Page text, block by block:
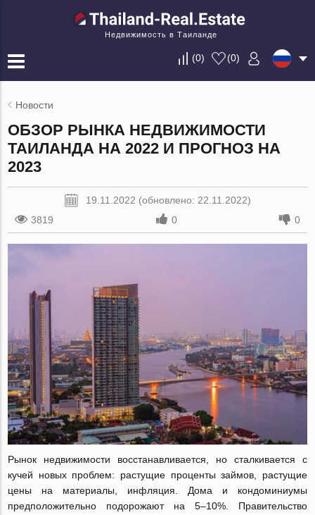
Недвижимость в Таиланде
(0) (0)
Новости
ОБЗОР РЫНКА НЕДВИЖИМОСТИ
ТАИЛАНДА НА 2022 И ПРОГНОЗ НА
2023
19.11.2022 (обновлено: 22.11.2022)
3819
0 0
Рынок недвижимости восстанавливается, но сталкивается с
кучей новых проблем: растущие проценты займов, растущие
цены на материалы, инфляция. Дома и кондоминиумы
предположительно подорожают на 5–10%. Правительство